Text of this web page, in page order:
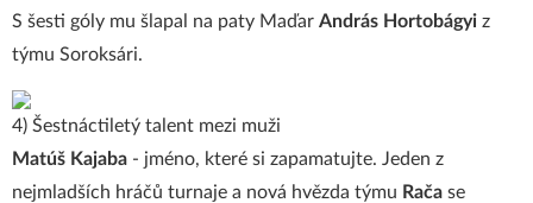
S šesti góly mu šlapal na paty Maďar András Hortobágyi z
týmu Soroksári.
4) Šestnáctiletý talent mezi muži
Matúš Kajaba - jméno, které si zapamatujte. Jeden z
nejmladších hráčů turnaje a nová hvězda týmu Rača se